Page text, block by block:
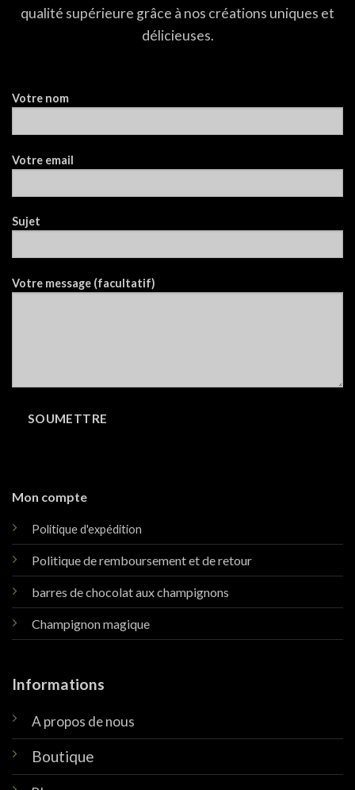
qualité supérieure grâce à nos créations uniques et
délicieuses.
Mon compte
Politique d'expédition
Politique de remboursement et de retour
barres de chocolat aux champignons
Champignon magique
Informations
A propos de nous
Boutique
Votre nom
Votre email
Sujet
Votre message (facultatif)